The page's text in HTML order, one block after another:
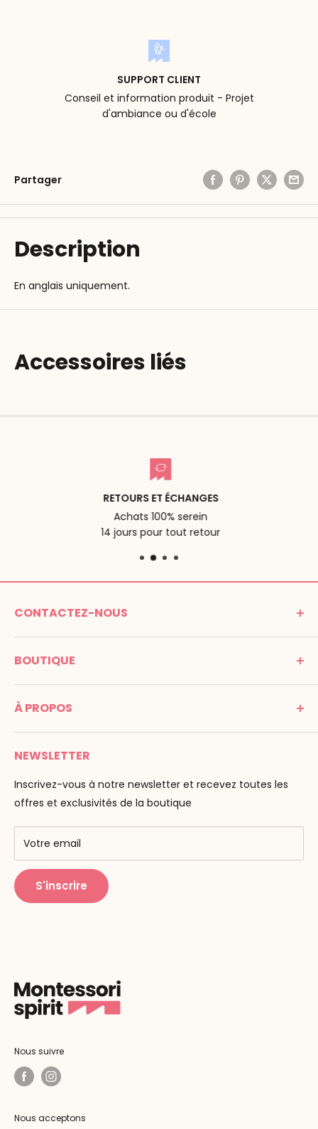
SUPPORT CLIENT
Conseil et information produit - Projet
d'ambiance ou d'école
Partager
Description
En anglais uniquement.
Accessoires liés
RETOURS ET ÉCHANGES
Achats 100% serein
14 jours pour tout retour
CONTACTEZ-NOUS
MONTESSORI SPIRIT
Promenade Jean Dalba
Tél : 05 53 61 21 26
Email :info@montessori-spirit.com
BOUTIQUE
C G V
Mentions légales
Paiement
Livraison
F.A.Q
À PROPOS
Montessori Spirit
Maria Montessori
La pédagogie
Nos marques
Centres de formation
Public Montessori
NEWSLETTER
Inscrivez-vous à notre newsletter et recevez toutes les
offres et exclusivités de la boutique
Votre email
S'inscrire
Nous suivre
Nous acceptons